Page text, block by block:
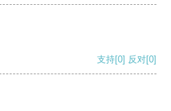
支持[0] 反对[0]